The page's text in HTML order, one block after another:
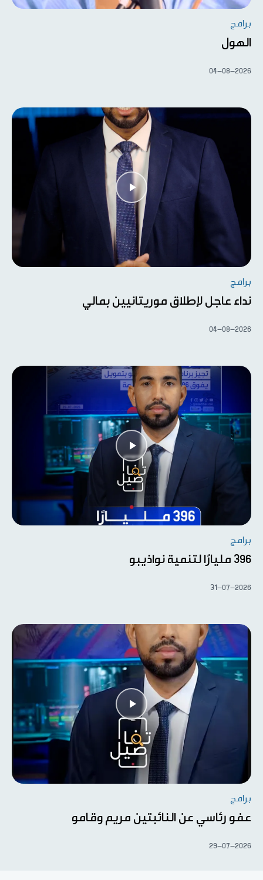
برامج
الهول
04-08-2026
برامج
نداء عاجل لإطلاق موريتانيين بمالي
04-08-2026
برامج
396 مليارًا لتنمية نواذيبو
31-07-2026
برامج
عفو رئاسي عن النائبتين مريم وقامو
29-07-2026